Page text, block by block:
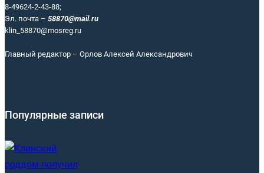
8-49624-2-43-88;
Эл. почта – 58870@mail.ru
klin_58870@mosreg.ru
Главный редактор – Орлов Алексей Александрович
Популярные записи